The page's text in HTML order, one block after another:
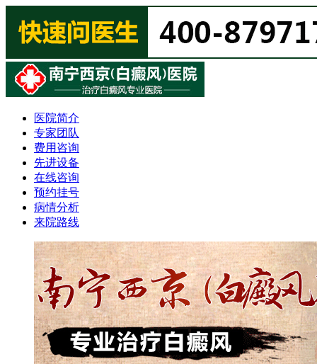
医院简介
专家团队
费用咨询
先进设备
在线咨询
预约挂号
病情分析
来院路线